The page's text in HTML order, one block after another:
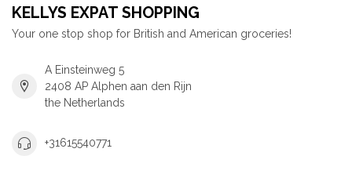
KELLYS EXPAT SHOPPING
Your one stop shop for British and American groceries!
A Einsteinweg 5
2408 AP Alphen aan den Rijn
the Netherlands
+31615540771